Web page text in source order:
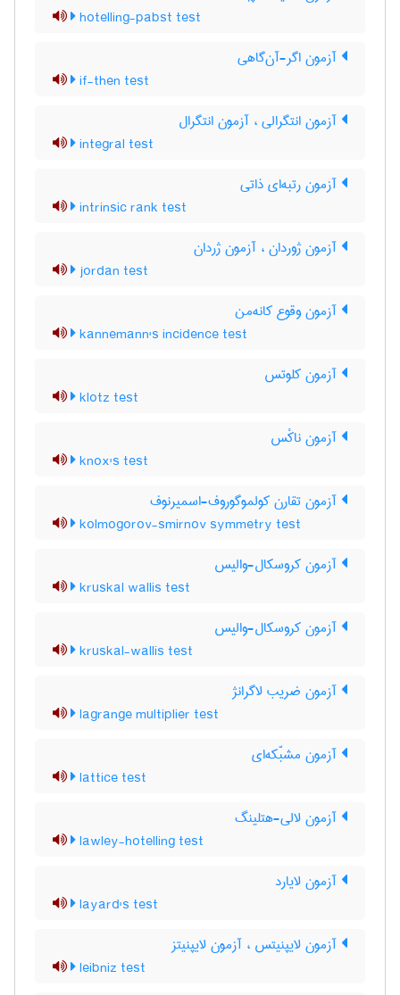
hotelling-pabst test
آزمون اگر-آن‌گاهی
if-then test
آزمون انتگرالی ، آزمون انتگرال
integral test
آزمون رتبه‌ای ذاتی
intrinsic rank test
آزمون ژوردان ، آزمون ژردان
jordan test
آزمون وقوع کانه‌من
kannemann's incidence test
آزمون کلوتس
klotz test
آزمون ناکْس
knox's test
آزمون تقارن کولموگوروف-اسمیرنوف
kolmogorov-smirnov symmetry test
آزمون کروسکال-والیس
kruskal wallis test
آزمون کروسکال-والیس
kruskal-wallis test
آزمون ضریب لاگرانژ
lagrange multiplier test
آزمون مشبّکه‌ای
lattice test
آزمون لالی-هتلینگ
lawley-hotelling test
آزمون لایارد
layard's test
آزمون لایپنیتس ، آزمون لایپنیتز
leibniz test